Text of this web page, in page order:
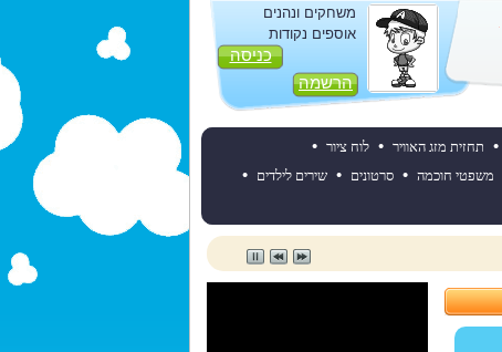
משחקים ונהנים
אוספים נקודות
כניסה
הרשמה
• תחזית מזג האוויר • לוח ציור •
משפטי חוכמה • סרטונים • שירים לילדים •